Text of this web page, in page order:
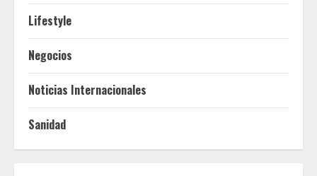
Lifestyle
Negocios
Noticias Internacionales
Sanidad